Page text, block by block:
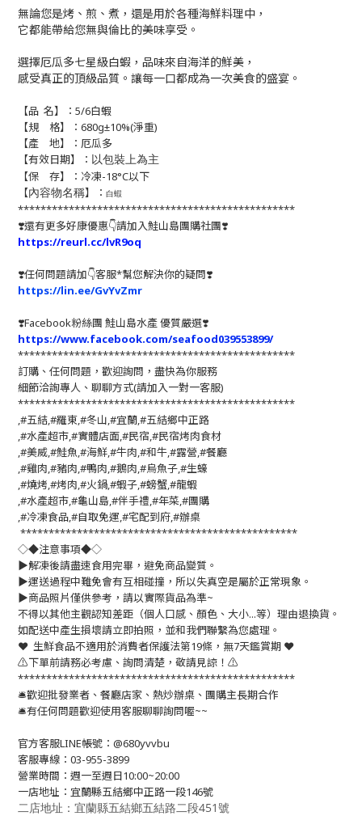
無論您是烤、煎、煮，還是用於各種海鮮料理中，
它都能帶給您無與倫比的美味享受。
選擇厄瓜多七星級白蝦，品味來自海洋的鮮美，
感受真正的頂級品質。讓每一口都成為一次美食的盛宴。
【品 名】：5/6白蝦
【規 格】：680g±10%(淨重)
【產 地】：厄瓜多
【有效日期】： 以包裝上為主
【保 存】：冷凍-18°C以下
【內容物名稱】： 白蝦
*************************************************
❣️還有更多好康優惠👇請加入鮭山島團購社團❣️
https://reurl.cc/lvR9oq
❣️任何問題請加👇客服*幫您解決你的疑問❣️
https://lin.ee/GvYvZmr
❣️Facebook粉絲團 鮭山島水產 優質嚴選❣️
https://www.facebook.com/seafood039553899/
*************************************************
訂購、任何問題，歡迎詢問，盡快為你服務
細節洽詢專人、聊聊方式(請加入一對一客服)
*************************************************
,#五結,#羅東,#冬山,#宜蘭,#五結鄉中正路
,#水產超市,#實體店面,#民宿,#民宿烤肉食材
,#美威,#鮭魚,#海鮮,#牛肉,#和牛,#露營,#餐廳
,#雞肉,#豬肉,#鴨肉,#鵝肉,#烏魚子,#生蠔
,#燒烤,#烤肉,#火鍋,#蝦子,#螃蟹,#龍蝦
,#水產超市,#龜山島,#伴手禮,#年菜,#團購
,#冷凍食品,#自取免運,#宅配到府,#辦桌
*************************************************
◇◆注意事項◆◇
▶️解凍後請盡速食用完畢，避免商品變質。
▶️運送過程中難免會有互相碰撞，所以失真空是屬於正常現象。
▶️商品照片僅供參考，請以實際貨品為準~
不得以其他主觀認知差距（個人口感、顏色、大小...等）理由退換貨。
如配送中產生損壞請立即拍照，並和我們聯繫為您處理。
❤️ 生鮮食品不適用於消費者保護法第19條，無7天鑑賞期 ❤️
⚠️下單前請務必考慮、詢問清楚，敬請見諒！⚠️
*************************************************
🛎歡迎批發業者、餐廳店家、熱炒辦桌、團購主長期合作
🛎有任何問題歡迎使用客服聊聊詢問喔~~
官方客服LINE帳號：@680yvvbu
客服專線：03-955-3899
營業時間：週一至週日10:00~20:00
一店地址：宜蘭縣五結鄉中正路一段146號
二店地址：宜蘭縣五結鄉五結路二段451號